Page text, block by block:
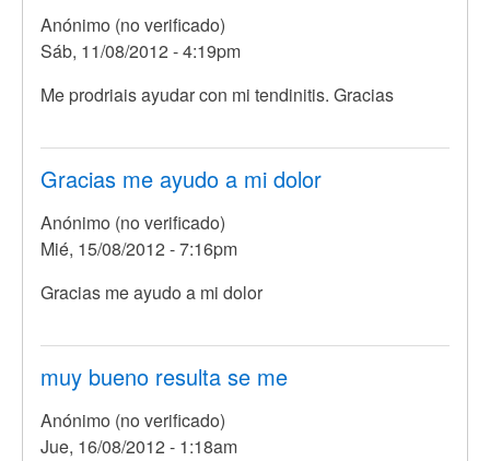
Anónimo (no verificado)
Sáb, 11/08/2012 - 4:19pm
Me prodriais ayudar con mi tendinitis. Gracias
Gracias me ayudo a mi dolor
Anónimo (no verificado)
Mié, 15/08/2012 - 7:16pm
Gracias me ayudo a mi dolor
muy bueno resulta se me
Anónimo (no verificado)
Jue, 16/08/2012 - 1:18am